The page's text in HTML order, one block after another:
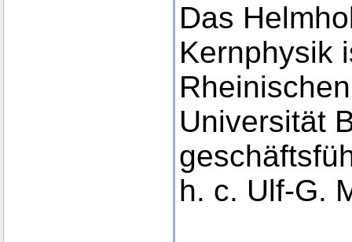
Das
Kernphysik
Universität
h. c. Ulf-G.